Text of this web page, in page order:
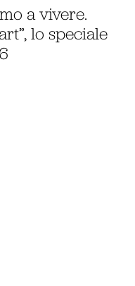
a vivere.
lo speciale